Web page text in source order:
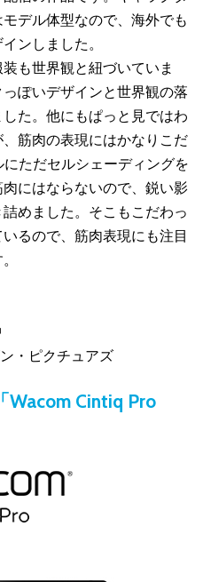
デル体型なので、海外でも
ンしました。
も世界観と紐づいていま
ぽいデザインと世界観の落
た。他にもぱっと見ではわ
筋肉の表現にはかなりこだ
ただセルシェーディングを
にはならないので、鋭い影
めました。そこもこだわっ
るので、筋肉表現にも注目
・ピクチュアズ
Cintiq Pro